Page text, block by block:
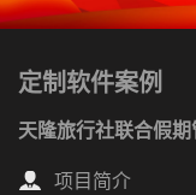
定制软件案例
天隆旅行社联合假
项目简介